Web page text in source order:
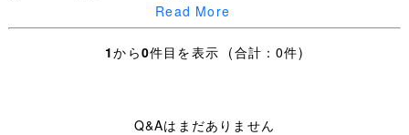
・お手数ですが下記を全てお読みいただき、ご入札＝ご了
承いただいたこととさせていただきます。
Read More
1から0件目を表示 (合計：0件)
Q&Aはまだありません